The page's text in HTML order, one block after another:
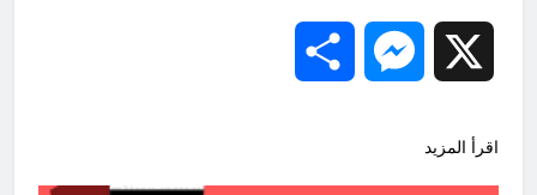
Messenger
اقرأ المزيد